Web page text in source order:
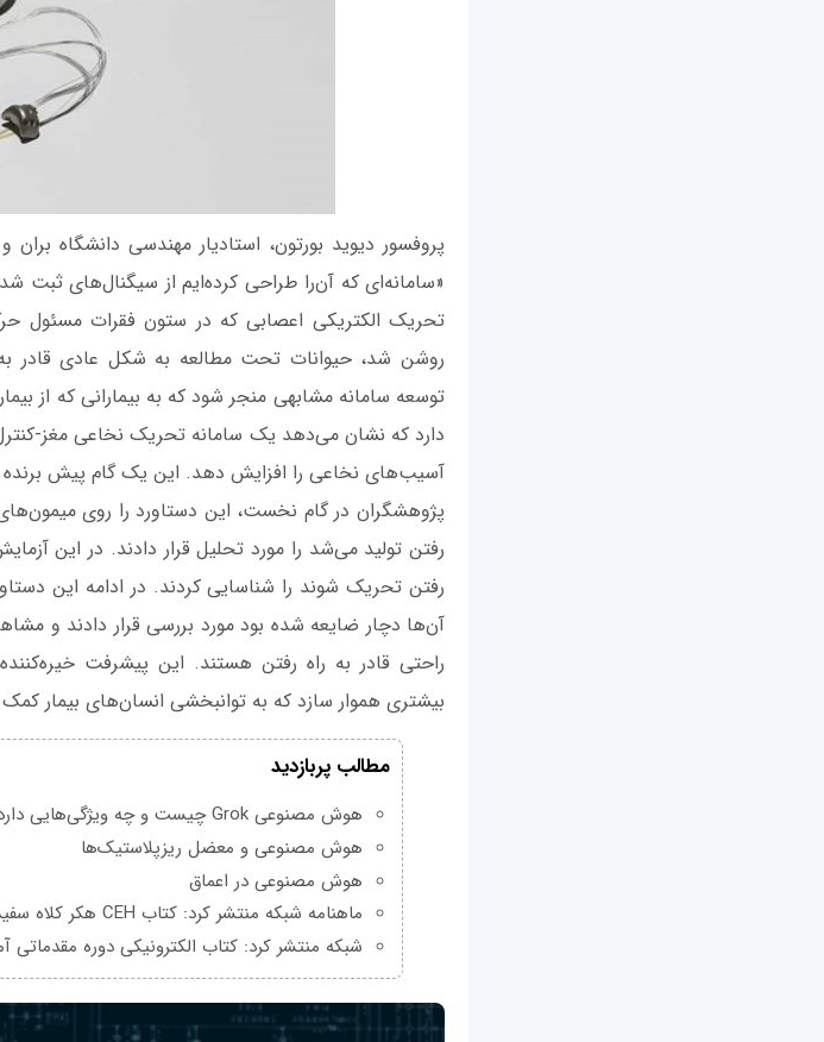
پروفسور دیوید بورتون، استادیار مهندسی دانشگاه
«سامانه‌ای که آن‌را طراحی کرده‌ایم از سیگنال‌های ثبت
تحریک الکتریکی اعصابی که در ستون فقرات مسئول
روشن شد، حیوانات تحت مطالعه به شکل عادی قادر به
توسعه سامانه مشابهی منجر شود که به بیمارانی که از
دارد که نشان می‌دهد یک سامانه تحریک‌ نخاعی مغز-
آسیب‌های نخاعی را افزایش دهد. این یک گام پیش
پژوهشگران در گام نخست، این دستاورد را روی
رفتن تولید می‌شد را مورد تحلیل قرار دادند. در این
رفتن تحریک شوند را شناسایی کردند. در ادامه این
آن‌ها دچار ضایعه شده بود مورد بررسی قرار دادند و
راحتی قادر به راه رفتن هستند. این پیشرفت
بیشتری هموار سازد که به توانبخشی انسان‌های بیمار
مطالب پربازدید
هوش مصنوعی Grok چیست و چه ویژگی‌هایی دارد؟
هوش مصنوعی و معضل ریزپلاستیک‌ها
هوش مصنوعی در اعماق
ماهنامه شبکه منتشر کرد: کتاب CEH هکر کلاه سفید
شبکه منتشر کرد: کتاب الکترونیکی دوره مقدماتی